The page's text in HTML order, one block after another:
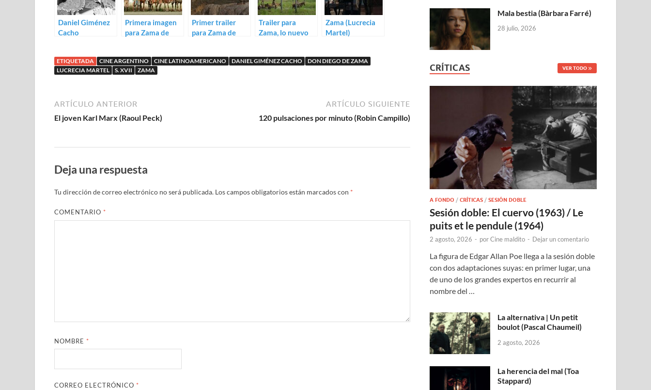
Daniel Giménez
Cacho
Martel
Primera imagen
para Zama de
Primer trailer
para Zama de
Trailer para
Zama, lo nuevo
Zama (Lucrecia
Martel)
ETIQUETADA CINE ARGENTINO CINE LATINOAMERICANO DANIEL GIMÉNEZ CACHO
DON DIEGO DE ZAMA
LUCRECIA MARTEL
S. XVII ZAMA
ARTÍCULO ANTERIOR
El joven Karl Marx (Raoul Peck)
ARTÍCULO SIGUIENTE
120 pulsaciones por minuto (Robin Campillo)
Deja una respuesta
Tu dirección de correo electrónico no será publicada. Los campos obligatorios están marcados con *
COMENTARIO *
NOMBRE *
CORREO ELECTRÓNICO *
Mala bestia (Bàrbara Farré)
28 julio, 2026
CRÍTICAS VER TODO
A FONDO /CRÍTICAS /SESIÓN DOBLE
Sesión doble: El cuervo (1963) / Le
puits et le pendule (1964)
2 agosto, 2026 - porCine maldito - Dejar un comentario
La figura de Edgar Allan Poe llega a la sesión doble
con dos adaptaciones suyas: en primer lugar, una
de uno de los grandes expertos en recurrir al
nombre del …
La alternativa | Un petit
boulot (Pascal Chaumeil)
2 agosto, 2026
La herencia del mal (Toa
Stappard)